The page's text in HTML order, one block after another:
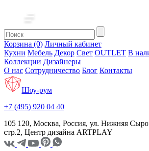
Корзина (0) Личный кабинет
Кухни Мебель Декор Свет OUTLET В
Коллекции Дизайнеры
О нас Сотрудничество Блог Контакты
Шоу-рум
+7 (495) 920 04 40
105 120, Москва, Россия, ул. Нижняя
стр.2, Центр дизайна ARTPLAY